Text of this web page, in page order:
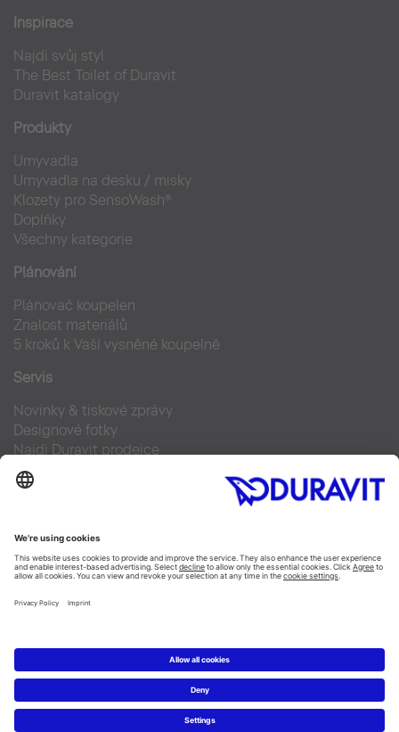
Inspirace
Najdi svůj styl
The Best Toilet of Duravit
Duravit katalogy
Produkty
Umyvadla
Umyvadla na desku / misky
Klozety pro SensoWash®
Doplňky
Všechny kategorie
Plánování
Plánovač koupelen
Znalost materiálů
5 kroků k Vaší vysněné koupelně
Servis
Novinky & tiskové zprávy
Designové fotky
Najdi Duravit prodejce
Často kladené otázky
Facebook
Instagram
Pinterest
Blog
Copyright © 2026 Duravit AG
Imprint|Prohlášení o ochraně osobních údajů|Nastavení
cookies